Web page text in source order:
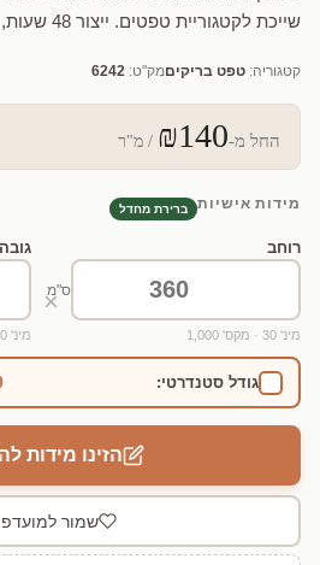
שייכת לקטגוריית טפטים. ייצור 48 שעות, חיתוך לפי מידה.
קטגוריה: טפט בריקיםמק"ט: 6242
החל מ-₪140 / מ"ר
מידות אישיות ברירת מחדל
רוחב
ס"מ
מינ' 30 · מקס' 1,000
×
גובה
מינ' 30 · מקס' 500
גודל סטנדרטי:
הזינו מידות
שמור